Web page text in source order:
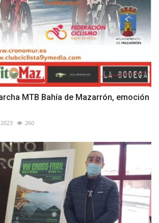
MTB Bahía de Mazarrón, emoción
260